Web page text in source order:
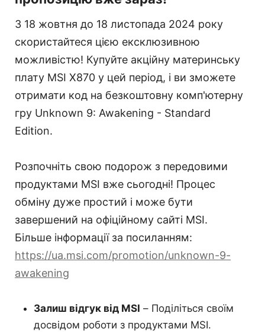
З 18 жовтня до 18 листопада 2024 року
скористайтеся цією ексклюзивною
можливістю! Купуйте акційну материнську
плату MSI X870 у цей період, і ви зможете
отримати код на безкоштовну комп'ютерну
гру Unknown 9: Awakening - Standard
Edition.
Розпочніть свою подорож з передовими
продуктами MSI вже сьогодні! Процес
обміну дуже простий і може бути
завершений на офіційному сайті MSI.
Більше інформації за посиланням:
https://ua.msi.com/promotion/unknown-9-
awakening
Залиш відгук від MSI – Поділіться своїм
досвідом роботи з продуктами MSI.